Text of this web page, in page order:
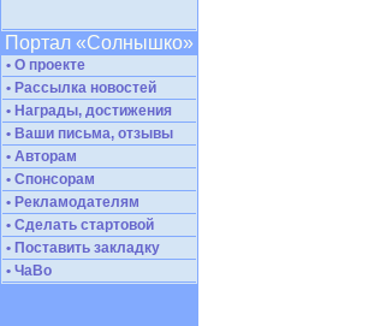
Портал «Солнышко»
• О проекте
• Рассылка новостей
• Награды, достижения
• Ваши письма, отзывы
• Авторам
• Спонсорам
• Рекламодателям
• Сделать стартовой
• Поставить закладку
• ЧаВо